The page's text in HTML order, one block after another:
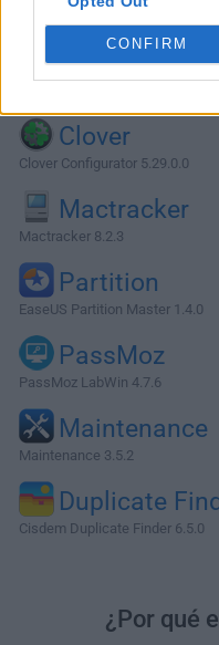
CONFIRM
Clover
Clover Configurator 5.29.0.0
Mactracker
Mactracker 8.2.3
Partition
EaseUS Partition Master 1.4.0
PassMoz
PassMoz LabWin 4.7.6
Maintenance
Maintenance 3.5.2
Duplicate Find
Cisdem Duplicate Finder 6.5.0
¿Por qué